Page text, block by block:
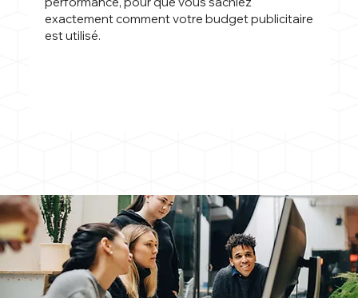
exactement comment votre budget publicitaire
est utilisé.